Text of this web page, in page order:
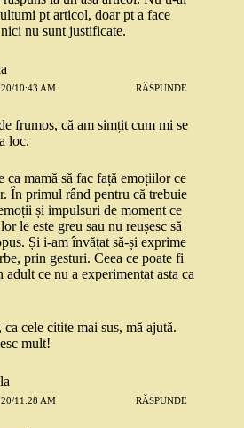
pt articol, doar pt a face
nu sunt justificate.
10:43 AM RĂSPUNDE
frumos, că am simțit cum mi se
loc.
ca mamă să fac față emoțiilor ce
În primul rând pentru că trebuie
și impulsuri de moment ce
le este greu sau nu reușesc să
Și i-am învățat să-și exprime
prin gesturi. Ceea ce poate fi
adult ce nu a experimentat asta ca
cele citite mai sus, mă ajută.
mult!
11:28 AM RĂSPUNDE